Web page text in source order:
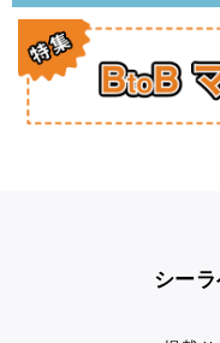
シー